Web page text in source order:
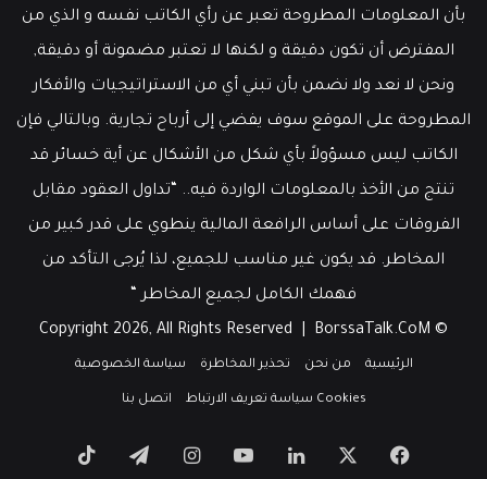
بأن المعلومات المطروحة تعبر عن رأي الكاتب نفسه و الذي من
المفترض أن تكون دقيقة و لكنها لا تعتبر مضمونة أو دقيقة,
ونحن لا نعد ولا نضمن بأن تبني أي من الاستراتيجيات والأفكار
المطروحة على الموقع سوف يفضي إلى أرباح تجارية. وبالتالي فإن
الكاتب ليس مسؤولاً بأي شكل من الأشكال عن أية خسائر قد
تنتج من الأخذ بالمعلومات الواردة فيه.. “تداول العقود مقابل
الفروقات على أساس الرافعة المالية ينطوي على قدر كبير من
المخاطر. قد يكون غير مناسب للجميع، لذا يُرجى التأكد من
فهمك الكامل لجميع المخاطر “
© Copyright 2026, All Rights Reserved |
BorssaTalk.CoM
الرئيسية من نحن تحذير المخاطرة سياسة الخصوصية
Cookies سياسة تعريف الارتباط اتصل بنا
فيسبوك لينكدإن ‫YouTubeانستقرامتيلقرام